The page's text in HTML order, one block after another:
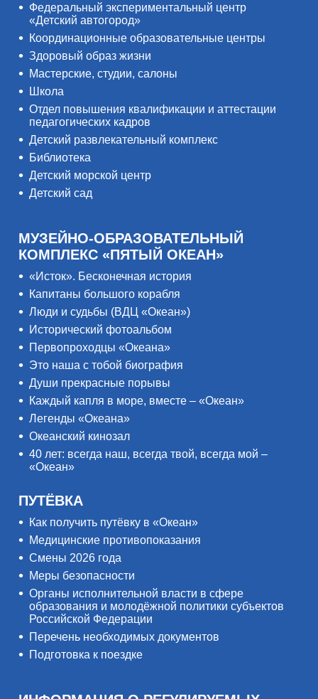
Федеральный экспериментальный центр
«Детский автогород»
Координационные образовательные центры
Здоровый образ жизни
Мастерские, студии, салоны
Школа
Отдел повышения квалификации и аттестации
педагогических кадров
Детский развлекательный комплекс
Библиотека
Детский морской центр
Детский сад
МУЗЕЙНО-ОБРАЗОВАТЕЛЬНЫЙ
КОМПЛЕКС «ПЯТЫЙ ОКЕАН»
«Исток». Бесконечная история
Капитаны большого корабля
Люди и судьбы (ВДЦ «Океан»)
Исторический фотоальбом
Первопроходцы «Океана»
Это наша с тобой биография
Души прекрасные порывы
Каждый капля в море, вместе – «Океан»
Легенды «Океана»
Океанский кинозал
40 лет: всегда наш, всегда твой, всегда мой –
«Океан»
ПУТЁВКА
Как получить путёвку в «Океан»
Медицинские противопоказания
Смены 2026 года
Меры безопасности
Органы исполнительной власти в сфере
образования и молодёжной политики субъектов
Российской Федерации
Перечень необходимых документов
Подготовка к поездке